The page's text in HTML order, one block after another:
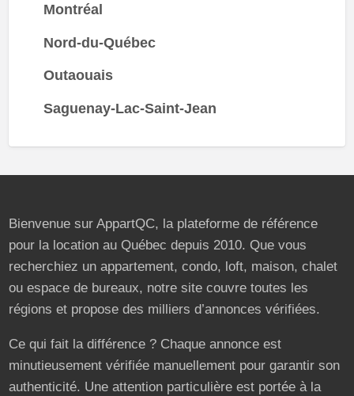
Montréal
Nord-du-Québec
Outaouais
Saguenay-Lac-Saint-Jean
Bienvenue sur AppartQC, la plateforme de référence
pour la location au Québec depuis 2010. Que vous
recherchiez un appartement, condo, loft, maison, chalet
ou espace de bureaux, notre site couvre toutes les
régions et propose des milliers d’annonces vérifiées.
Ce qui fait la différence ? Chaque annonce est
minutieusement vérifiée manuellement pour garantir son
authenticité. Une attention particulière est portée à la